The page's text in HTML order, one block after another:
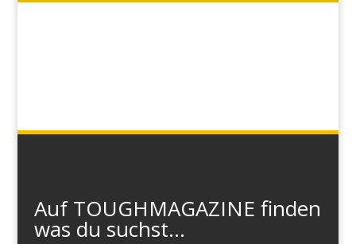
Auf TOUGHMAGAZINE finden
was du suchst...